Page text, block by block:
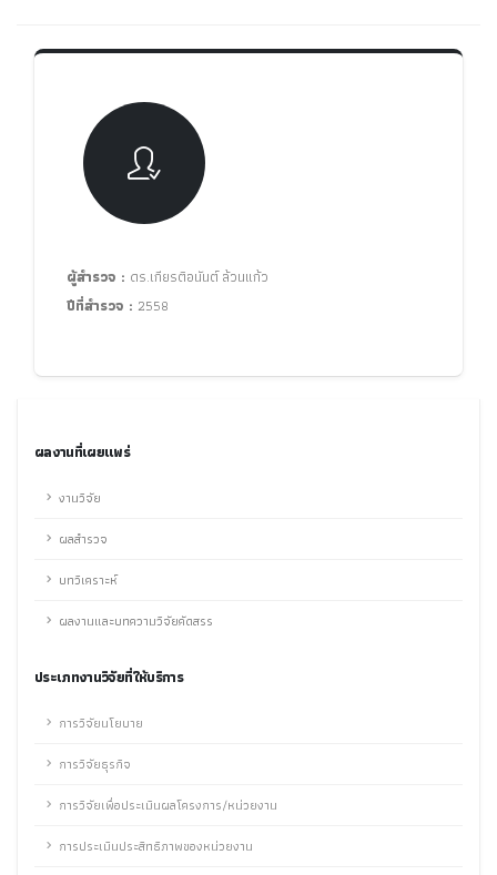
ผู้สำรวจ : ดร.เกียรติอนันต์ ล้วนแก้ว
ปีที่สำรวจ : 2558
ผลงานที่เผยแพร่
งานวิจัย
ผลสำรวจ
บทวิเคราะห์
ผลงานและบทความวิจัยคัดสรร
ประเภทงานวิจัยที่ให้บริการ
การวิจัยนโยบาย
การวิจัยธุรกิจ
การวิจัยเพื่อประเมินผลโครงการ/หน่วยงาน
การประเมินประสิทธิภาพของหน่วยงาน